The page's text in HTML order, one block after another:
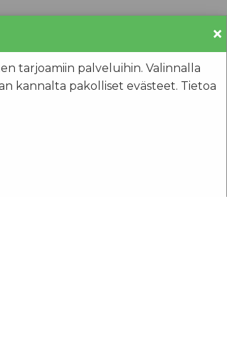
×
tarjoamiin palveluihin. Valinnalla
kannalta pakolliset evästeet. Tietoa